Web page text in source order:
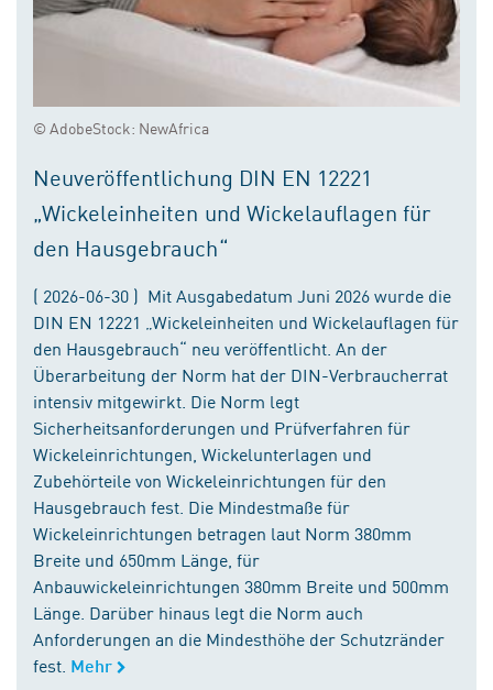
© AdobeStock: NewAfrica
Neuveröffentlichung DIN EN 12221
„Wickeleinheiten und Wickelauflagen für
den Hausgebrauch“
( 2026-06-30 ) Mit Ausgabedatum Juni 2026 wurde die
DIN EN 12221 „Wickeleinheiten und Wickelauflagen für
den Hausgebrauch“ neu veröffentlicht. An der
Überarbeitung der Norm hat der DIN-Verbraucherrat
intensiv mitgewirkt. Die Norm legt
Sicherheitsanforderungen und Prüfverfahren für
Wickeleinrichtungen, Wickelunterlagen und
Zubehörteile von Wickeleinrichtungen für den
Hausgebrauch fest. Die Mindestmaße für
Wickeleinrichtungen betragen laut Norm 380mm
Breite und 650mm Länge, für
Anbauwickeleinrichtungen 380mm Breite und 500mm
Länge. Darüber hinaus legt die Norm auch
Anforderungen an die Mindesthöhe der Schutzränder
fest. Mehr